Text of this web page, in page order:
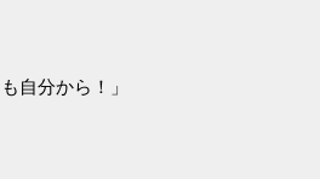
自分から！」